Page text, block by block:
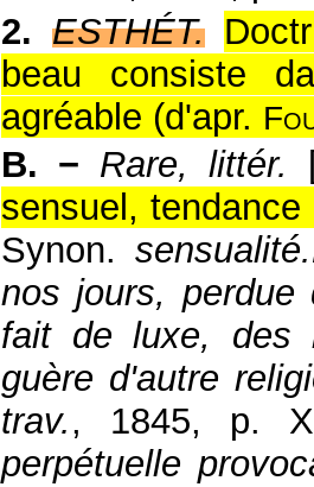
2. ESTHÉT.
beau consiste
agréable (d'apr.
B. − Rare, littér.
sensuel,
Synon. sensualité.
nos jours,
fait de luxe, des
guère d'autre
trav., 1845, p.
perpétuelle